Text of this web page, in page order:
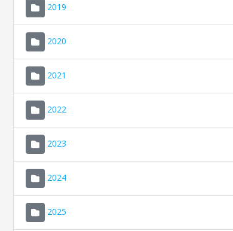
2019
2020
2021
2022
2023
2024
2025